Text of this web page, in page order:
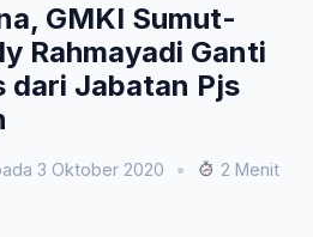
GMKI Sumut-
Rahmayadi Ganti
dari Jabatan Pjs
3 Oktober 2020 •
2 Menit